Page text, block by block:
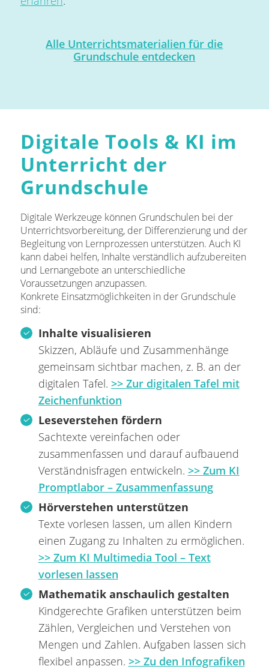
Alle Unterrichtsmaterialien für die
Grundschule entdecken
Digitale Tools & KI im
Unterricht der
Grundschule
Digitale Werkzeuge können Grundschulen bei der
Unterrichtsvorbereitung, der Differenzierung und der
Begleitung von Lernprozessen unterstützen. Auch KI
kann dabei helfen, Inhalte verständlich aufzubereiten
und Lernangebote an unterschiedliche
Voraussetzungen anzupassen.
Konkrete Einsatzmöglichkeiten in der Grundschule
sind:
Inhalte visualisieren
Skizzen, Abläufe und Zusammenhänge
gemeinsam sichtbar machen, z. B. an der
digitalen Tafel. >> Zur digitalen Tafel mit
Zeichenfunktion
Leseverstehen fördern
Sachtexte vereinfachen oder
zusammenfassen und darauf aufbauend
Verständnisfragen entwickeln. >> Zum KI
Promptlabor – Zusammenfassung
Hörverstehen unterstützen
Texte vorlesen lassen, um allen Kindern
einen Zugang zu Inhalten zu ermöglichen.
>> Zum KI Multimedia Tool – Text
vorlesen lassen
Mathematik anschaulich gestalten
Kindgerechte Grafiken unterstützen beim
Zählen, Vergleichen und Verstehen von
Mengen und Zahlen. Aufgaben lassen sich
flexibel anpassen. >> Zu den Infografiken